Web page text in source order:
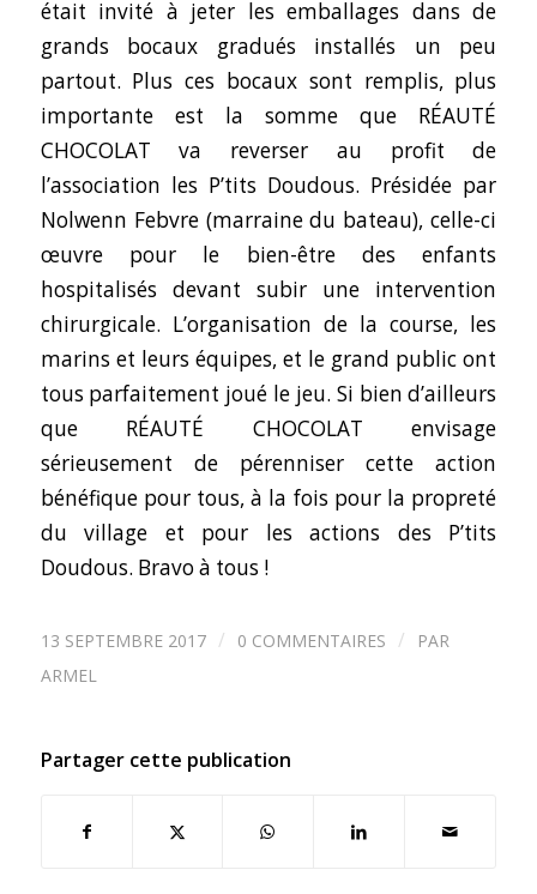
était invité à jeter les emballages dans de
grands bocaux gradués installés un peu
partout. Plus ces bocaux sont remplis, plus
importante est la somme que RÉAUTÉ
CHOCOLAT va reverser au profit de
l’association les P’tits Doudous. Présidée par
Nolwenn Febvre (marraine du bateau), celle-ci
œuvre pour le bien-être des enfants
hospitalisés devant subir une intervention
chirurgicale. L’organisation de la course, les
marins et leurs équipes, et le grand public ont
tous parfaitement joué le jeu. Si bien d’ailleurs
que RÉAUTÉ CHOCOLAT envisage
sérieusement de pérenniser cette action
bénéfique pour tous, à la fois pour la propreté
du village et pour les actions des P’tits
Doudous. Bravo à tous !
13 SEPTEMBRE 2017 / 0 COMMENTAIRES /
PAR
ARMEL
Partager cette publication